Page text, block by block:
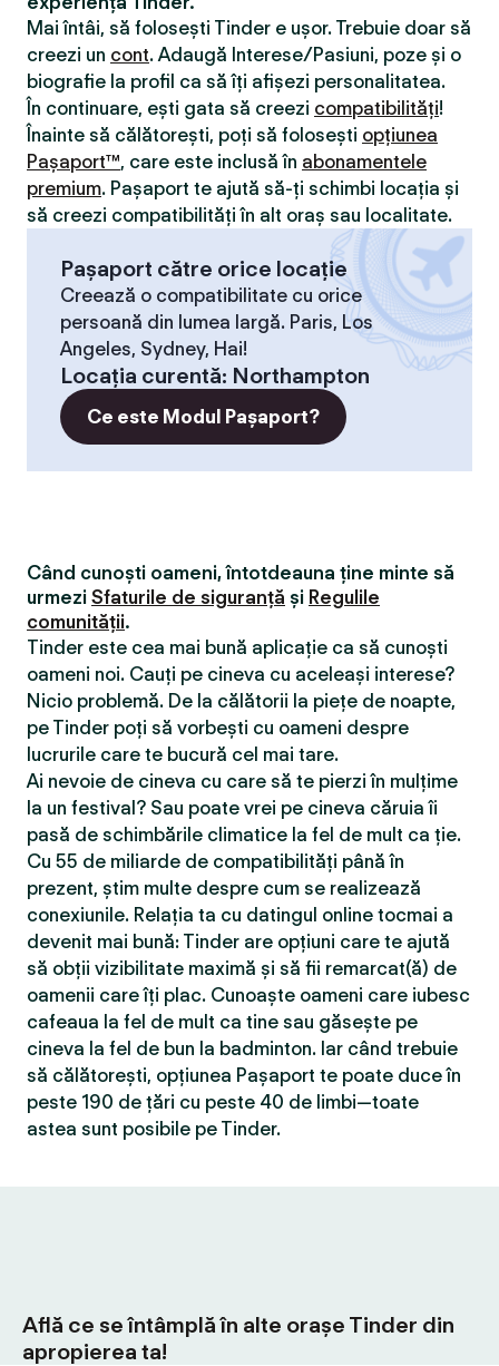
Mai întâi, să folosești Tinder e ușor. Trebuie doar să
creezi un cont. Adaugă Interese/Pasiuni, poze și o
biografie la profil ca să îți afișezi personalitatea.
În continuare, ești gata să creezi compatibilităţi!
Înainte să călătorești, poți să folosești opțiunea
Pașaport™, care este inclusă în abonamentele
premium. Pașaport te ajută să-ți schimbi locația și
să creezi compatibilităţi în alt oraș sau localitate.
Pașaport către orice locație
Creează o compatibilitate cu orice
persoană din lumea largă. Paris, Los
Angeles, Sydney, Hai!
Locaţia curentă: Northampton
Ce este Modul Pașaport?
Când cunoști oameni, întotdeauna ține minte să
urmezi Sfaturile de siguranță și Regulile
comunității.
Tinder este cea mai bună aplicație ca să cunoști
oameni noi. Cauți pe cineva cu aceleași interese?
Nicio problemă. De la călătorii la piețe de noapte,
pe Tinder poți să vorbești cu oameni despre
lucrurile care te bucură cel mai tare.
Ai nevoie de cineva cu care să te pierzi în mulțime
la un festival? Sau poate vrei pe cineva căruia îi
pasă de schimbările climatice la fel de mult ca ție.
Cu 55 de miliarde de compatibilităţi până în
prezent, știm multe despre cum se realizează
conexiunile. Relația ta cu datingul online tocmai a
devenit mai bună: Tinder are opțiuni care te ajută
să obții vizibilitate maximă și să fii remarcat(ă) de
oamenii care îți plac. Cunoaște oameni care iubesc
cafeaua la fel de mult ca tine sau găsește pe
cineva la fel de bun la badminton. Iar când trebuie
să călătorești, opțiunea Pașaport te poate duce în
peste 190 de țări cu peste 40 de limbi—toate
astea sunt posibile pe Tinder.
Află ce se întâmplă în alte orașe Tinder din
apropierea ta!